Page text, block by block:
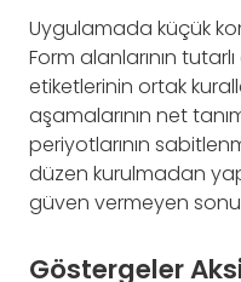
Uygulamada küçük
Form alanlarının
etiketlerinin ortak
aşamalarının net
periyotlarının
düzen kurulmadan
güven vermeyen
Göstergeler